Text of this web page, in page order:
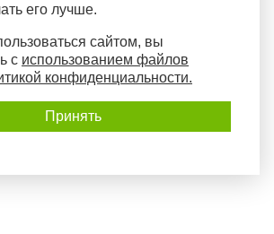
его лучше.
сайтом, вы
с использованием файлов
конфиденциальности.
Принять